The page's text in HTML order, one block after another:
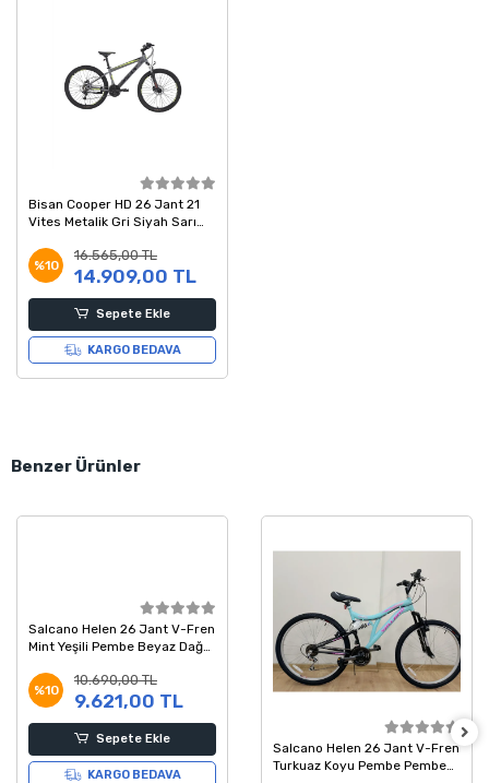
Bisan Cooper HD 26 Jant 21
Vites Metalik Gri Siyah Sarı
%10
16.565,00 TL
14.909,00 TL
Sepete Ekle
KARGO BEDAVA
Benzer Ürünler
Salcano Helen 26 Jant V-Fren
Mint Yeşili Pembe Beyaz Dağ
%10
10.690,00 TL
9.621,00 TL
Sepete Ekle
KARGO BEDAVA
Salcano Helen 26 Jant V-Fren
Turkuaz Koyu Pembe Pembe